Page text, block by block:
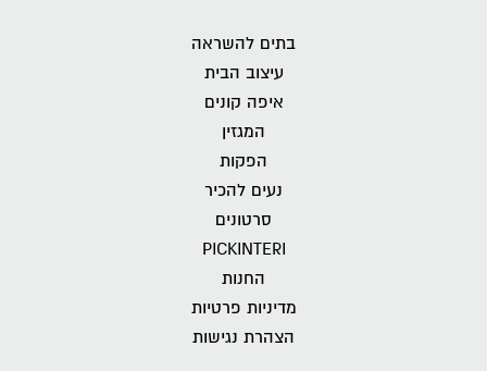
בתים להשראה
עיצוב הבית
איפה קונים
המגזין
הפקות
נעים להכיר
סרטונים
PICKINTERI
החנות
מדיניות פרטיות
הצהרת נגישות